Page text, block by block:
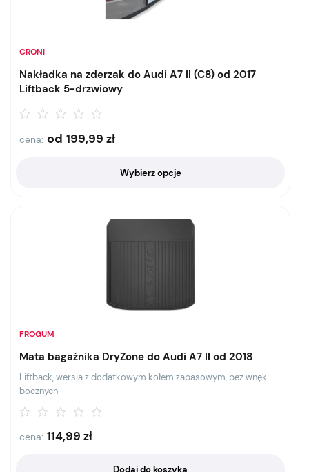
CRONI
Nakładka na zderzak do Audi A7 II (C8) od 2017
Liftback 5-drzwiowy
cena: od 199,99 zł
Wybierz opcje
FROGUM
Mata bagażnika DryZone do Audi A7 II od 2018
Liftback, wersja z dodatkowym kołem zapasowym, bez wnęk
bocznych
cena: 114,99 zł